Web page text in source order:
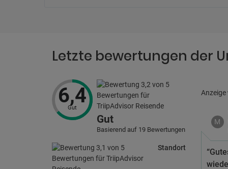
Letzte bewertungen der
6,4
Gut
Gut
Basierend auf 19 Bewertungen
Standort
Anzeige
M